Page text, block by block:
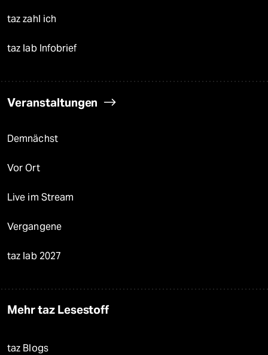
taz zahl ich
taz lab Infobrief
Veranstaltungen
Demnächst
Vor Ort
Live im Stream
Vergangene
taz lab 2027
Mehr taz Lesestoff
taz Blogs